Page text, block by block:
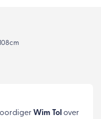
Wim Tol over